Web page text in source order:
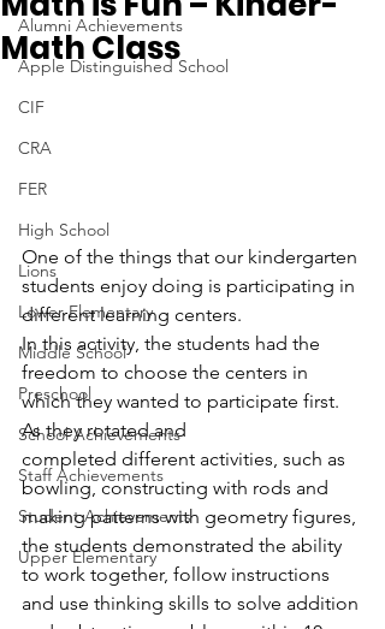
Alumni Achievements
Apple Distinguished School
CIF
CRA
FER
High School
Lions
Lower Elementary
Middle School
Preschool
School Achievements
Staff Achievements
Student Achievements
Upper Elementary
Math Class
One of the things that our kindergarten
students enjoy doing is participating in
different learning centers.
In this activity, the students had the
freedom to choose the centers in
which they wanted to participate first.
As they rotated and
completed different activities, such as
bowling, constructing with rods and
making patterns with geometry figures,
the students demonstrated the ability
to work together, follow instructions
and use thinking skills to solve addition